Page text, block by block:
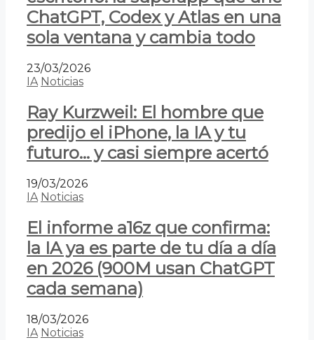
ChatGPT, Codex y Atlas en una
sola ventana y cambia todo
23/03/2026
IA Noticias
Ray Kurzweil: El hombre que
predijo el iPhone, la IA y tu
futuro… y casi siempre acertó
19/03/2026
IA Noticias
El informe a16z que confirma:
la IA ya es parte de tu día a día
en 2026 (900M usan ChatGPT
cada semana)
18/03/2026
IA Noticias